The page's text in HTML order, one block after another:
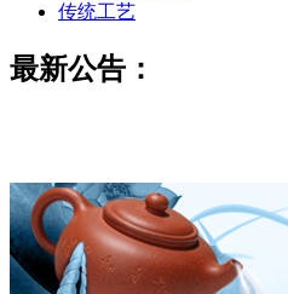
传统工艺
最新公告：